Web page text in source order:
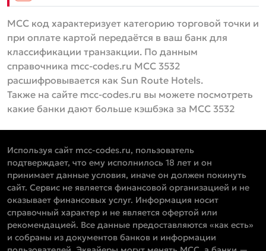
MCC код характеризует категорию торговой точки и
при оплате картой передаётся в ваш банк для
классификации транзакции. По данным
справочника mcc-codes.ru MCC 3532
расшифровывается как Sun Route Hotels.
Также на сайте mcc-codes.ru вы можете посмотреть
какие банки дают больше кэшбэка за MCC 3532
Используя сайт mcc-codes.ru, пользователь
подтверждает, что ему исполнилось 18 лет и он
принимает данные условия, иначе он должен покинуть
сайт. Сервис не является финансовой организацией и не
оказывает финансовых услуг. Информация носит
справочный характер и не является офертой или
рекомендацией. Все данные предоставляются «как есть»
и собраны из документов банков и информации